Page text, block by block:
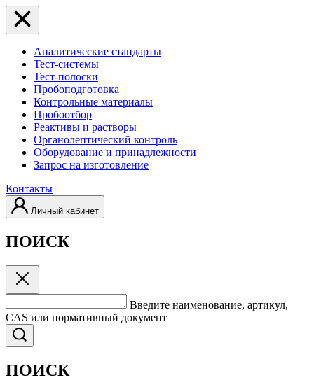
Аналитические стандарты
Тест-системы
Тест-полоски
Пробоподготовка
Контрольные материалы
Пробоотбор
Реактивы и растворы
Органолептический контроль
Оборудование и принадлежности
Запрос на изготовление
Контакты
Личный кабинет
ПОИСК
Введите наименование, артикул,
CAS или нормативный документ
ПОИСК